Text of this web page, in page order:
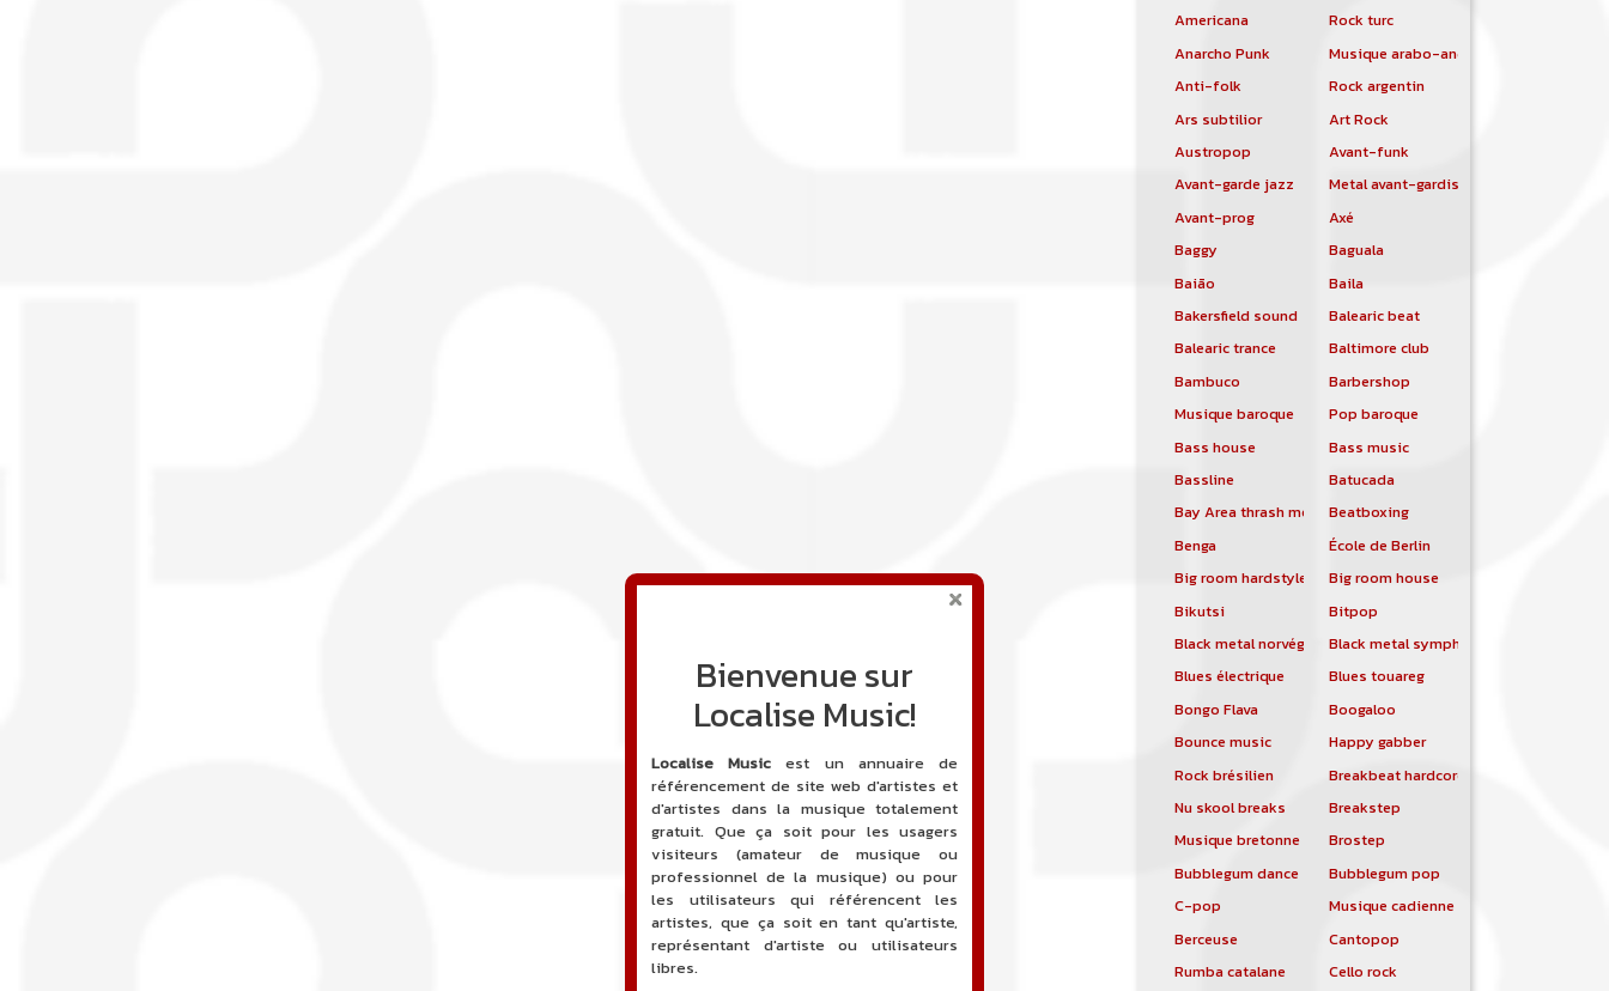
Americana
Rock turc
Anarcho Punk
Musique arabo-andalouse
Anti-folk
Rock argentin
Ars subtilior
Art Rock
Austropop
Avant-funk
Avant-garde jazz
Metal avant-gardiste
Avant-prog
Axé
Baggy
Baguala
Baião
Baila
Bakersfield sound
Balearic beat
Balearic trance
Baltimore club
Bambuco
Barbershop
Musique baroque
Pop baroque
Bass house
Bass music
Bassline
Batucada
Bay Area thrash metal Beatboxing
Benga
École de Berlin
Big room hardstyle
Big room house
Bikutsi
Bitpop
Black metal norvégien
Black metal symphonique
Blues électrique
Blues touareg
Bongo Flava
Boogaloo
Bounce music
Happy gabber
Rock brésilien
Breakbeat hardcore
Nu skool breaks
Breakstep
Musique bretonne
Brostep
Bubblegum dance
Bubblegum pop
C-pop
Musique cadienne
Berceuse
Cantopop
Rumba catalane
Cello rock
Bienvenue sur
Localise Music!
Localise Music est un annuaire de
référencement de site web d'artistes et
d'artistes dans la musique totalement
gratuit. Que ça soit pour les usagers
visiteurs (amateur de musique ou
professionnel de la musique) ou pour
les utilisateurs qui référencent les
artistes, que ça soit en tant qu'artiste,
représentant d'artiste ou utilisateurs
libres.